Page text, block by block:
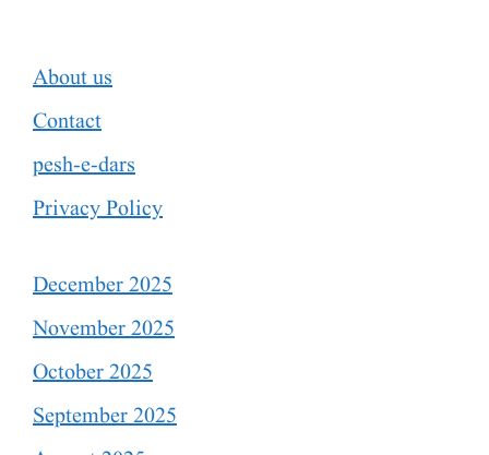
About us
Contact
pesh-e-dars
Privacy Policy
December 2025
November 2025
October 2025
September 2025